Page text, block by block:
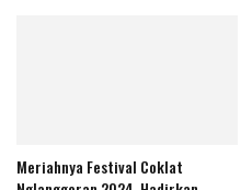
Meriahnya Festival Coklat